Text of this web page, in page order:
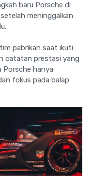
baru Porsche di
meninggalkan
pabrikan saat ikuti
catatan prestasi yang
Porsche hanya
fokus pada balap